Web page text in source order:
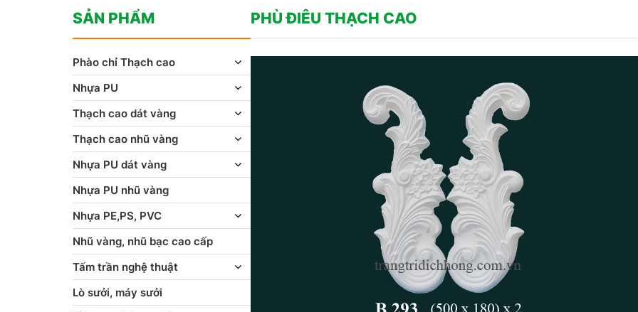
PHÙ ĐIÊU THẠCH CAO
SẢN PHẨM
Phào chỉ Thạch cao
Nhựa PU
Thạch cao dát vàng
Thạch cao nhũ vàng
Nhựa PU dát vàng
Nhựa PU nhũ vàng
Nhựa PE,PS, PVC
Nhũ vàng, nhũ bạc cao cấp
Tấm trần nghệ thuật
Lò sưởi, máy sưởi